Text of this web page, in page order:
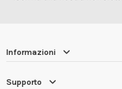
Informazioni
Supporto